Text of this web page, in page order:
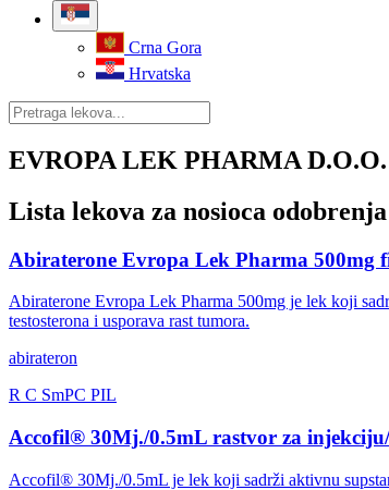
Crna Gora
Hrvatska
EVROPA LEK PHARMA
Lista lekova za nosioca
Abiraterone Evropa Lek Pharma 500mg
Abiraterone Evropa Lek Pharma 500mg je lek koji
testosterona i usporava rast tumora.
abirateron
R C SmPC PIL
Accofil® 30Mj./0.5mL rastvor za
Accofil® 30Mj./0.5mL je lek koji sadrži aktivnu